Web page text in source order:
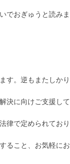
でおぎゅうと読み
す。逆もまたしか
決に向けご支援し
律で定められてお
ること、お気軽に